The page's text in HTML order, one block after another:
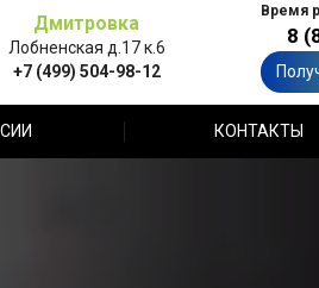
Дмитровка
Лобненская д.17 к.6
+7 (499) 504-98-12
Время
8
КОНТАКТЫ